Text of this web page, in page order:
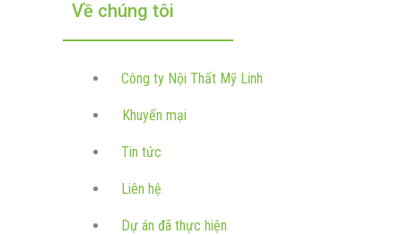
Về chúng tôi
Công ty Nội Thất Mỹ Linh
Khuyến mại
Tin tức
Liên hệ
Dự án đã thực hiện